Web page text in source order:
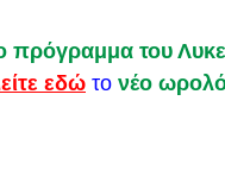
που απαιτείται.
προφορική ή
εκπαιδευτικές
πρόγραμμα του
εδώ το νέο